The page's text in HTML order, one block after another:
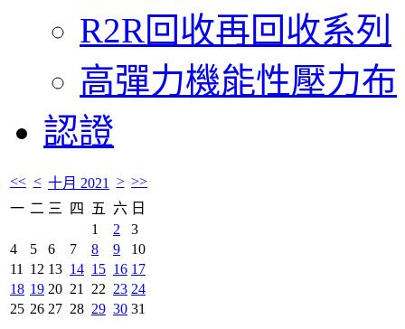
R2R回收再回收系列
高彈力機能性壓力布
認證
<< < 十月 2021 > >>
一 二 三 四 五 六 日
1
2
3
4
5 6 7 8 9
10
11
12 13 14 15 16 17
18 19 20 21 22 23 24
25 26 27 28 29 30 31